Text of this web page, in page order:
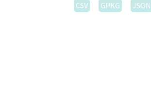
CSV
GPKG JSON